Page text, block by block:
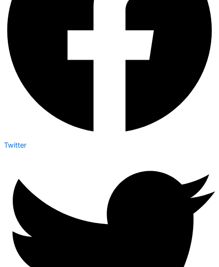
Twitter